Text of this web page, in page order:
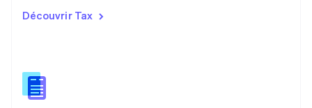
Découvrir Tax
Portugal
République tchèque
English